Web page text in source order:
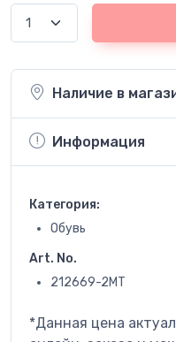
Наличие в
Информация
Категория:
Обувь
Art. No.
212669-2MT
*Данная цена